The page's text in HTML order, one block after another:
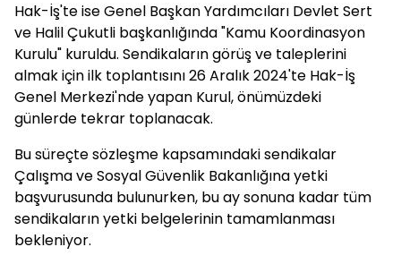
Hak-İş'te ise Genel Başkan Yardımcıları Devlet Sert
ve Halil Çukutli başkanlığında "Kamu Koordinasyon
Kurulu" kuruldu. Sendikaların görüş ve taleplerini
almak için ilk toplantısını 26 Aralık 2024'te Hak-İş
Genel Merkezi'nde yapan Kurul, önümüzdeki
günlerde tekrar toplanacak.
Bu süreçte sözleşme kapsamındaki sendikalar
Çalışma ve Sosyal Güvenlik Bakanlığına yetki
başvurusunda bulunurken, bu ay sonuna kadar tüm
sendikaların yetki belgelerinin tamamlanması
bekleniyor.